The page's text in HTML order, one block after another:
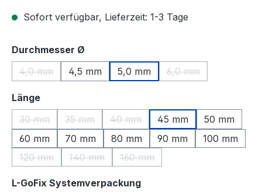
Sofort verfügbar, Lieferzeit: 1-3 Tage
Durchmesser Ø
4,0 mm
(Diese Option ist zurzeit nicht verfügbar.)
4,5 mm 5,0 mm 6,0 mm
(Diese Option ist
Längeauswählen
30 mm
(Diese Option ist zurzeit nicht verfügbar.)
35 mm
(Diese Option ist zurzeit nicht verfügbar.)
40 mm
(Diese Option ist zurzeit nicht
45 mm
50 mm
60 mm
70 mm 80 mm 90 mm
100 mm
120 mm
(Diese Option ist zurzeit nicht verfügbar.)
140 mm
(Diese Option ist zurzeit nicht verfügbar.)
160 mm
(Diese Option ist zurzeit nicht
L-GoFix Systemverpackungauswählen